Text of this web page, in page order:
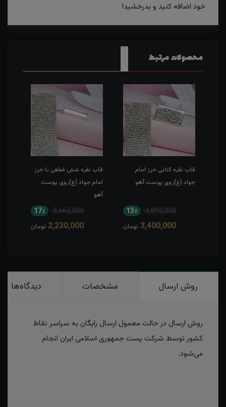
خود اضافه کنید و بدرخشید!
محصولات مرتبط
قاب نقره کتابی حرز امام
جواد (ع)روی پوست آهو
3,892,000 13٪
3,400,000 تومان
قاب نقره شش ضلعی با حرز
امام جواد (ع)روی پوست
آهو
2,662,000 17٪
2,230,000 تومان
روش ارسال مشخصات دیدگاه‌ها
روش ارسال در حالت معمول ارسال رایگان به سراسر نقاط
کشور توسط شرکت پست جمهوری اسلامی ایران انجام
می‌شود.